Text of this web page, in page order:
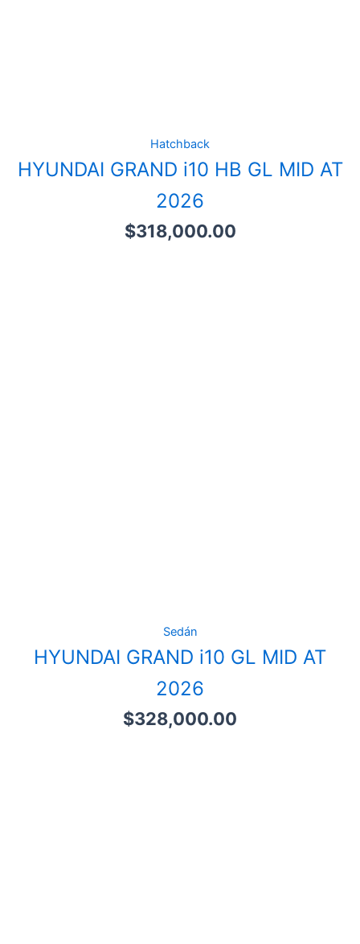
Hatchback
HYUNDAI GRAND i10 HB GL MID AT
2026
$318,000.00
Sedán
HYUNDAI GRAND i10 GL MID AT
2026
$328,000.00